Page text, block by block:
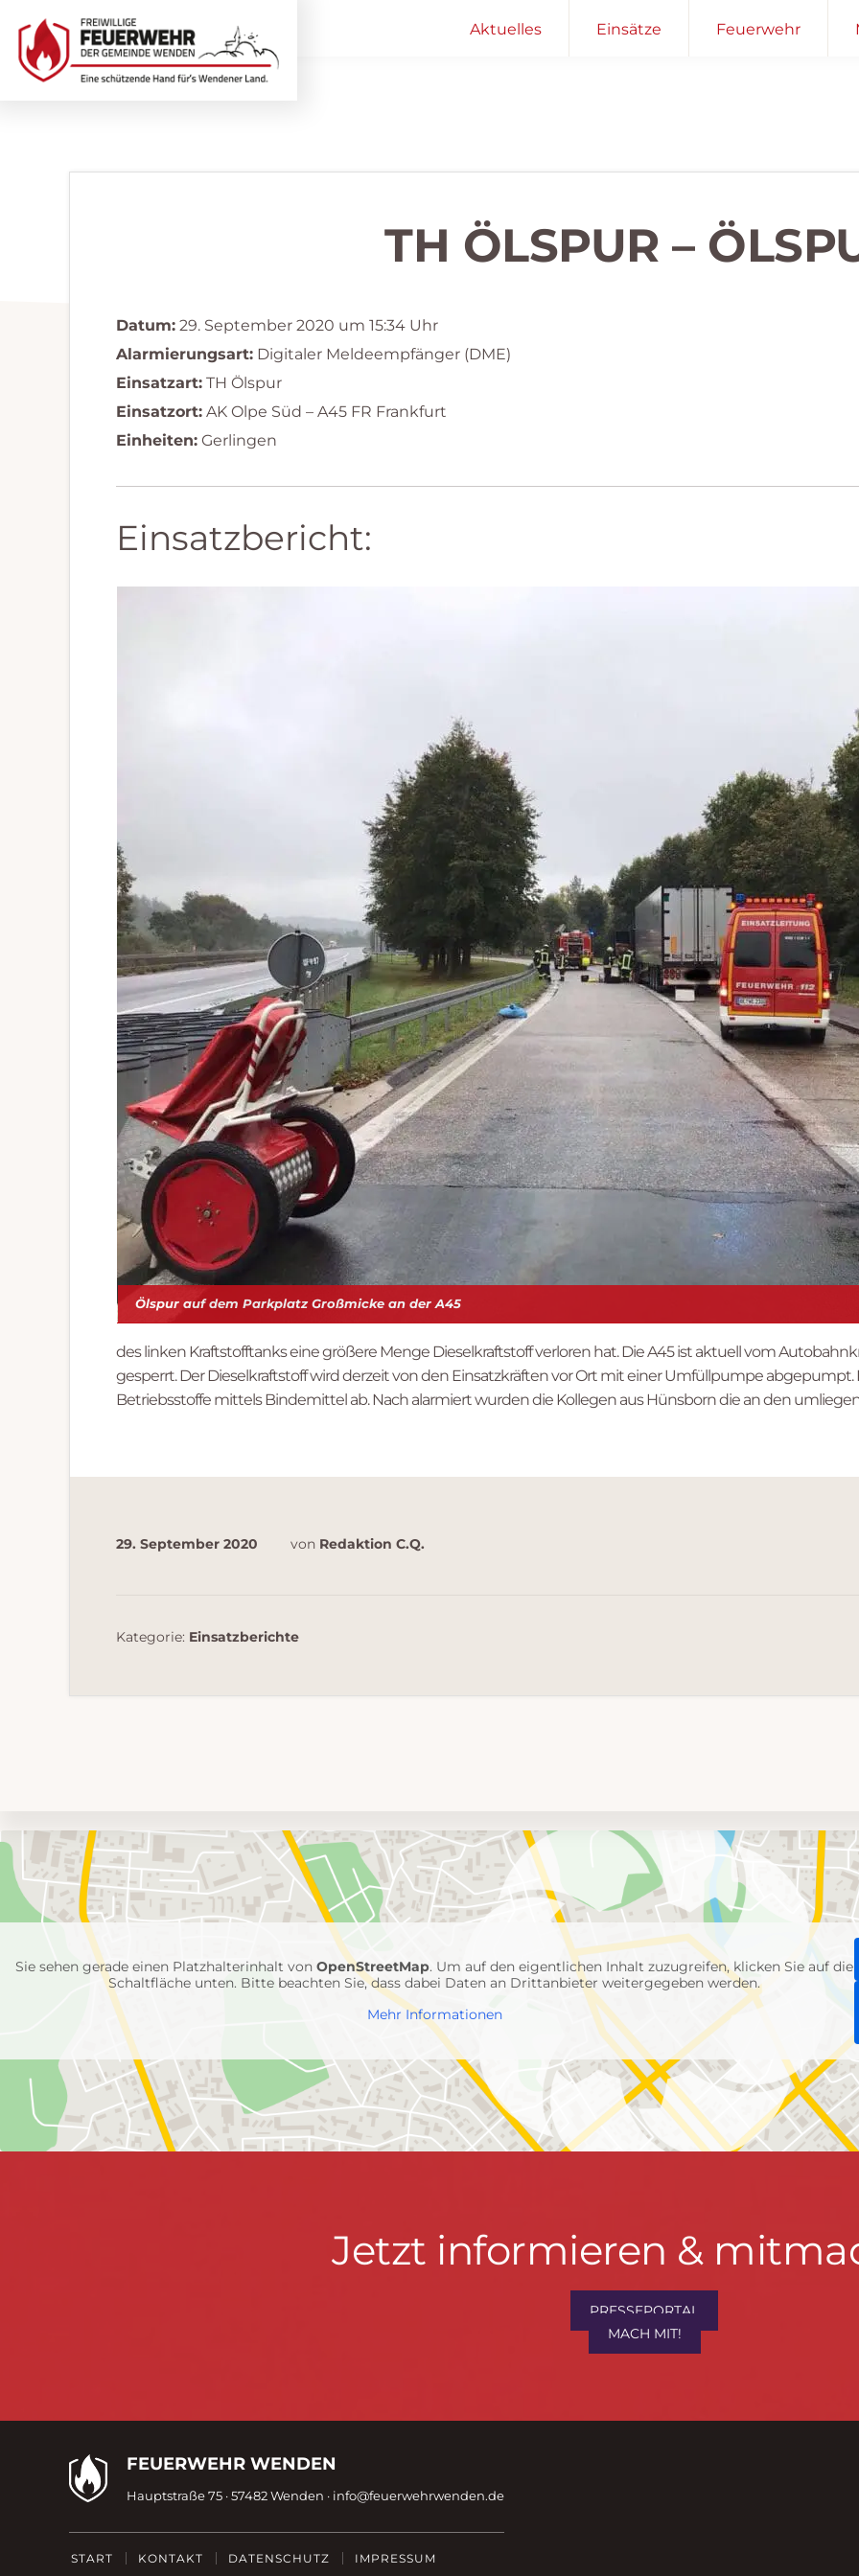
Hauptnavigation
springen
Inhalt
springen
Aktuelles Einsätze Feuerwehr
TH ÖLSPUR –
Datum: 29. September 2020 um 15:34 Uhr
Alarmierungsart: Digitaler Meldeempfänger (DME)
Einsatzart: TH Ölspur
Einsatzort: AK Olpe Süd – A45 FR Frankfurt
Einheiten: Gerlingen
Einsatzbericht:
Ölspur auf dem Parkplatz Großmicke an der A45
des linken Kraftstofftanks eine größere Menge Dieselkraftstoff verloren hat. Die A45 ist aktuell vom
gesperrt. Der Dieselkraftstoff wird derzeit von den Einsatzkräften vor Ort mit einer Umfüllpumpe
Betriebsstoffe mittels Bindemittel ab. Nach alarmiert wurden die Kollegen aus Hünsborn die an den
29. September 2020 von Redaktion C.Q.
Kategorie: Einsatzberichte
Umgebungskarte
mit
Feuerwehr-
Einheiten
Sie sehen gerade einen Platzhalterinhalt vonOpenStreetMap. Um auf den eigentlichen Inhalt zuzugreifen, klicken Sie auf die
Schaltfläche unten. Bitte beachten Sie, dass dabei Daten an Drittanbieter weitergegeben werden.
Mehr Informationen
Jetzt informieren &
PRESSEPORTAL
MACH MIT!
Kontaktdaten
Fußzeile
FEUERWEHR WENDEN
Hauptstraße 75 · 57482 Wenden · info@feuerwehrwenden.de
START KONTAKT DATENSCHUTZ IMPRESSUM